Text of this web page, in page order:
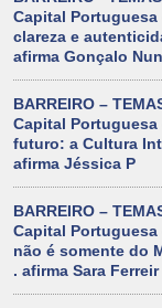
Capital Portuguesa
clareza e
afirma Gonçalo
BARREIRO –
Capital Portuguesa
futuro: a Cultura
afirma Jéssica P
BARREIRO –
Capital
não é somente do
. afirma Sara Ferreir